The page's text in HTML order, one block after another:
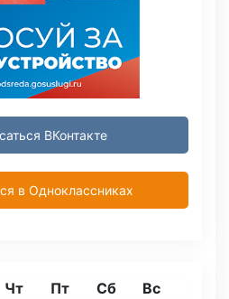
ВКонтакте
в Одноклассниках
Чт Пт Сб Вс